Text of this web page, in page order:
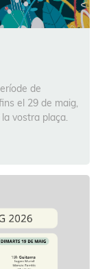
de
el 29 de maig,
vostra plaça.